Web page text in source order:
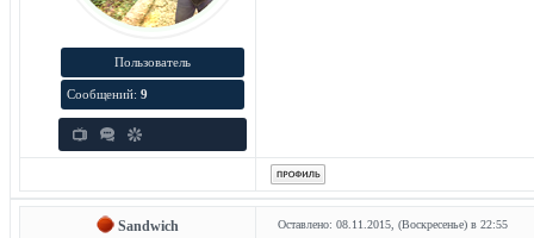
Пользователь
Сообщений: 9
Sandwich Оставлено: 08.11.2015, (Воскресенье) в 22:55